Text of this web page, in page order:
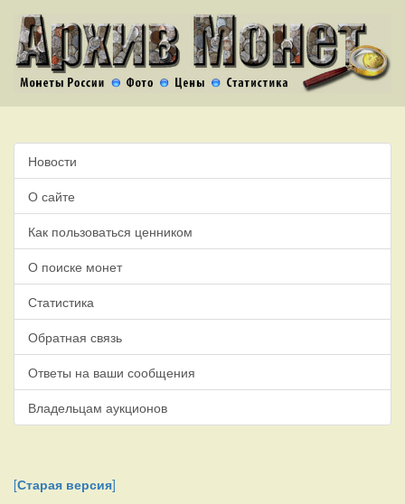
Новости
О сайте
Как пользоваться ценником
О поиске монет
Статистика
Обратная связь
Ответы на ваши сообщения
Владельцам аукционов
[Старая версия]